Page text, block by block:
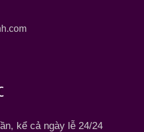
kể cả ngày lễ 24/24